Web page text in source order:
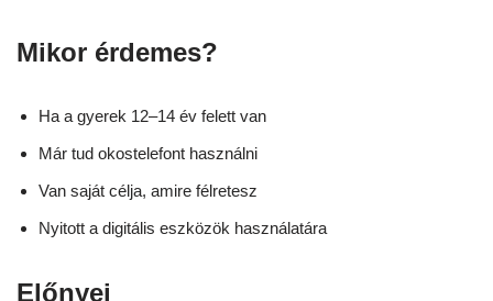
Mikor érdemes?
Ha a gyerek 12–14 év felett van
Már tud okostelefont használni
Van saját célja, amire félretesz
Nyitott a digitális eszközök használatára
Előnyei